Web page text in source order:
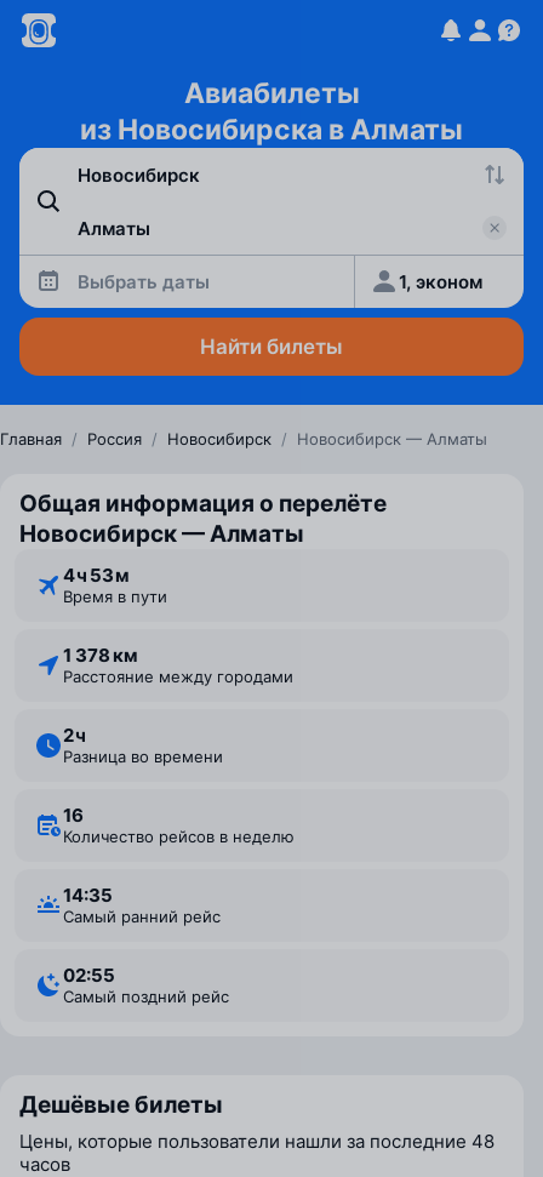
Авиабилеты
из Новосибирска в Алматы
Выбрать даты 1, эконом
Найти билеты
Главная / Россия / Новосибирск / Новосибирск — Алматы
Общая информация о перелёте
Новосибирск — Алматы
4 ⁠ч 53 ⁠м
Время в пути
1 378 км
Расстояние между городами
2 ⁠ч
Разница во времени
16
Количество рейсов в неделю
14:35
Самый ранний рейс
02:55
Самый поздний рейс
Дешёвые билеты
Цены, которые пользователи нашли за последние 48
часов